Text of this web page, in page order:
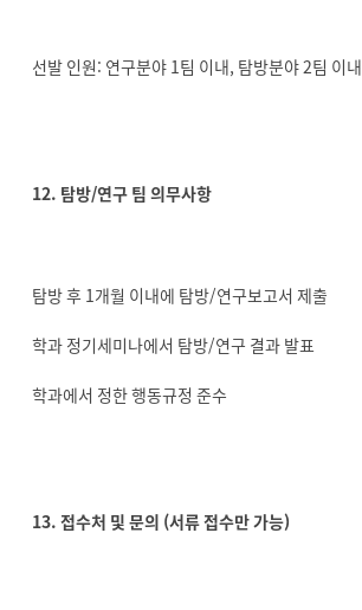
선발 인원: 연구분야 1팀 이내, 탐방분야 2팀 이내
12. 탐방/연구 팀 의무사항
탐방 후 1개월 이내에 탐방/연구보고서 제출
학과 정기세미나에서 탐방/연구 결과 발표
학과에서 정한 행동규정 준수
13. 접수처 및 문의 (서류 접수만 가능)